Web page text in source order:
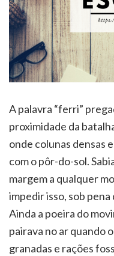
A palavra “ferri”
proximidade da
onde colunas densas
com o pôr-do-sol.
margem a qualquer
impedir isso, sob
Ainda a poeira do
pairava no ar quando
granadas e rações